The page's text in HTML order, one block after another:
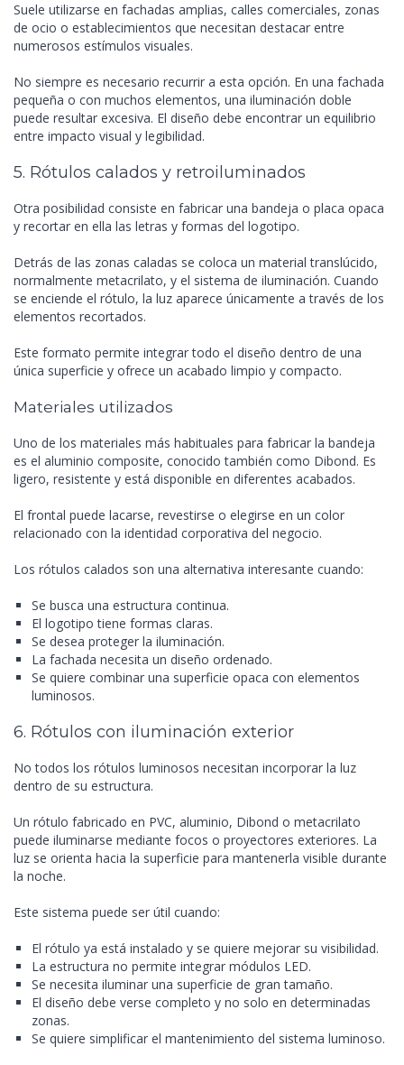
Suele utilizarse en fachadas amplias, calles comerciales, zonas
de ocio o establecimientos que necesitan destacar entre
numerosos estímulos visuales.
No siempre es necesario recurrir a esta opción. En una fachada
pequeña o con muchos elementos, una iluminación doble
puede resultar excesiva. El diseño debe encontrar un equilibrio
entre impacto visual y legibilidad.
5. Rótulos calados y retroiluminados
Otra posibilidad consiste en fabricar una bandeja o placa opaca
y recortar en ella las letras y formas del logotipo.
Detrás de las zonas caladas se coloca un material translúcido,
normalmente metacrilato, y el sistema de iluminación. Cuando
se enciende el rótulo, la luz aparece únicamente a través de los
elementos recortados.
Este formato permite integrar todo el diseño dentro de una
única superficie y ofrece un acabado limpio y compacto.
Materiales utilizados
Uno de los materiales más habituales para fabricar la bandeja
es el aluminio composite, conocido también como Dibond. Es
ligero, resistente y está disponible en diferentes acabados.
El frontal puede lacarse, revestirse o elegirse en un color
relacionado con la identidad corporativa del negocio.
Los rótulos calados son una alternativa interesante cuando:
Se busca una estructura continua.
El logotipo tiene formas claras.
Se desea proteger la iluminación.
La fachada necesita un diseño ordenado.
Se quiere combinar una superficie opaca con elementos
luminosos.
6. Rótulos con iluminación exterior
No todos los rótulos luminosos necesitan incorporar la luz
dentro de su estructura.
Un rótulo fabricado en PVC, aluminio, Dibond o metacrilato
puede iluminarse mediante focos o proyectores exteriores. La
luz se orienta hacia la superficie para mantenerla visible durante
la noche.
Este sistema puede ser útil cuando:
El rótulo ya está instalado y se quiere mejorar su visibilidad.
La estructura no permite integrar módulos LED.
Se necesita iluminar una superficie de gran tamaño.
El diseño debe verse completo y no solo en determinadas
zonas.
Se quiere simplificar el mantenimiento del sistema luminoso.